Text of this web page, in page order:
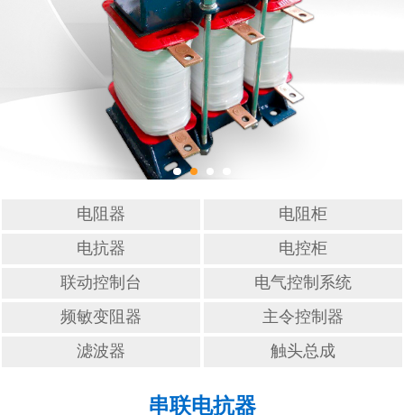
电气控制系统
频敏变阻器
主令控制器
滤波器
电阻器
电阻柜
电抗器
电控柜
联动控制台
电气控制系统
频敏变阻器
主令控制器
滤波器
触头总成
串联电抗器